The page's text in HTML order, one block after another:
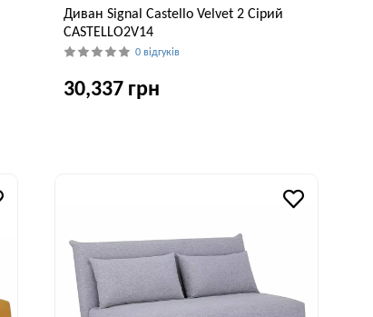
Диван Signal Castello Velvet 2 Сірий
CASTELLO2V14
0 відгуків
30,337 грн